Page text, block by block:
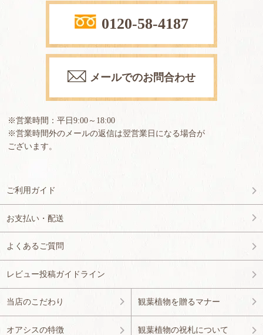
0120-58-4187
メールでのお問合わせ
※営業時間：平日9:00～18:00
※営業時間外のメールの返信は翌営業日になる場合が
ございます。
ご利用ガイド
お支払い・配送
よくあるご質問
レビュー投稿ガイドライン
当店のこだわり
オアシスの特徴
観葉植物を贈るマナー
観葉植物の祝札について